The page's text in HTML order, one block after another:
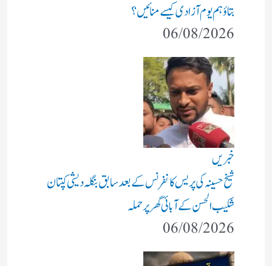
بتاؤ ہم یوم آزادی کیسے منائیں؟
06/08/2026
خبریں
شیخ حسینہ کی پریس کانفرنس کے بعد سابق بنگلہ دیشی کپتان
شکیب الحسن کے آبائی گھر پر حملہ
06/08/2026